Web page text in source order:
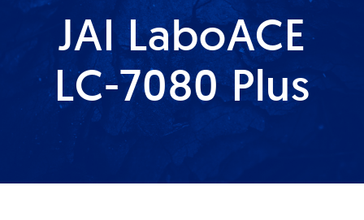
Produkte
Services
Auftragslabor
JAI LaboACE
LC-7080 Plus